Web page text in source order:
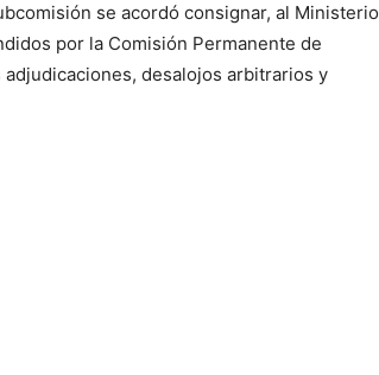
se acordó consignar, al Ministerio
por la Comisión Permanente de
desalojos arbitrarios y